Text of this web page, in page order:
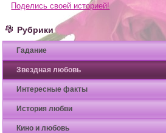
Поделись своей историей!
Рубрики
Гадание
Звездная любовь
Интересные факты
История любви
Кино и любовь